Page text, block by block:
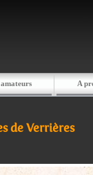
A
de Verrières